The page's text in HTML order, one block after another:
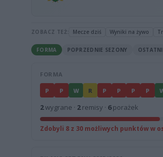
ZOBACZ TEŻ: Mecze dziś Wyniki na żywo
FORMA POPRZEDNIE SEZONY
FORMA
P P W R P P P P
2wygrane · 2remisy · 6porażek
Zdobyli 8 z 30 możliwych punktów w